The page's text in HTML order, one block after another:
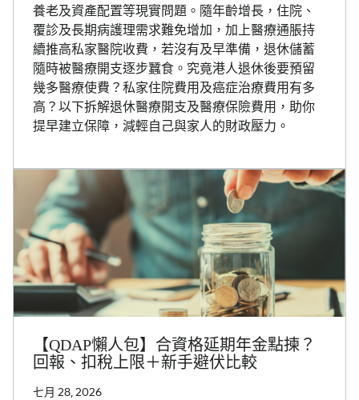
養老及資產配置等現實問題。隨年齡增長，住院、
覆診及長期病護理需求難免增加，加上醫療通脹持
續推高私家醫院收費，若沒有及早準備，退休儲蓄
隨時被醫療開支逐步蠶食。究竟港人退休後要預留
幾多醫療使費？私家住院費用及癌症治療費用有多
高？以下拆解退休醫療開支及醫療保險費用，助你
提早建立保障，減輕自己與家人的財政壓力。
【QDAP懶人包】合資格延期年金點揀？
回報、扣稅上限＋新手避伏比較
七月 28, 2026